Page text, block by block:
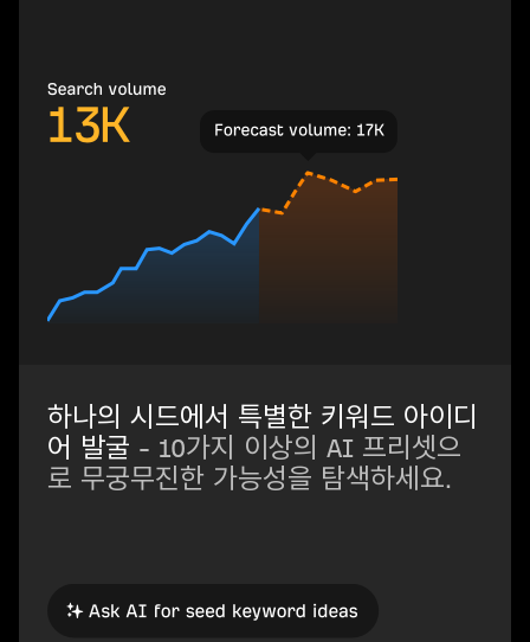
하나의 시드에서 특별한 키워드 아이디
어 발굴 - 10가지 이상의 AI 프리셋으
로 무궁무진한 가능성을 탐색하세요.